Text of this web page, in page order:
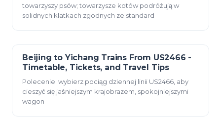
towarzyszy psów; towarzysze kotów podróżują w
solidnych klatkach zgodnych ze standard
23 grudnia 2025
Beijing to Yichang Trains From US2466 -
Timetable, Tickets, and Travel Tips
Polecenie: wybierz pociąg dziennej linii US2466, aby
cieszyć się jaśniejszym krajobrazem, spokojniejszymi
wagon